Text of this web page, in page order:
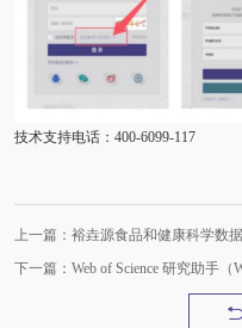
技术支持电话：400-6099-117
上一篇：裕垚源食品和健康科学数
下一篇：Web of Science 研究助手（